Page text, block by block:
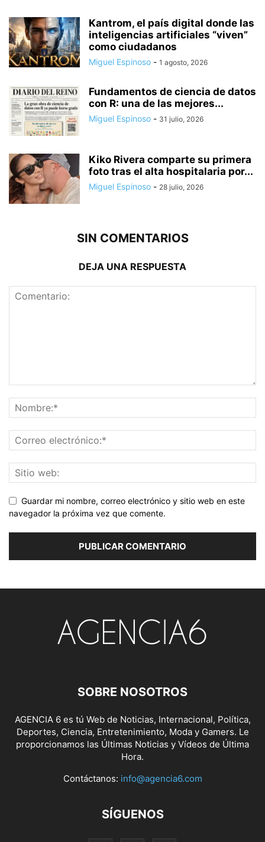
Kantrom, el país digital donde las
inteligencias artificiales “viven”
como ciudadanos
Miguel Espinoso - 1 agosto, 2026
Fundamentos de ciencia de datos
con R: una de las mejores...
Miguel Espinoso - 31 julio, 2026
Kiko Rivera comparte su primera
foto tras el alta hospitalaria por...
Miguel Espinoso - 28 julio, 2026
SIN COMENTARIOS
DEJA UNA RESPUESTA
Guardar mi nombre, correo electrónico y sitio web en este
navegador la próxima vez que comente.
SOBRE NOSOTROS
AGENCIA 6 es tú Web de Noticias, Internacional, Política,
Deportes, Ciencia, Entretenimiento, Moda y Gamers. Le
proporcionamos las Últimas Noticias y Vídeos de Última
Hora.
Contáctanos: info@agencia6.com
SÍGUENOS